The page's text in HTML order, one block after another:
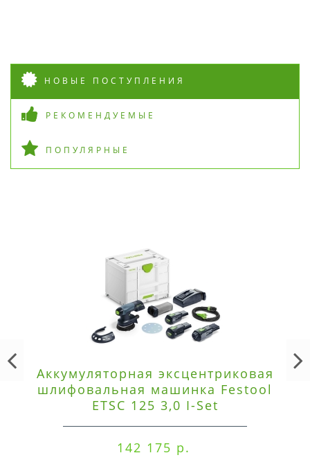
НОВЫЕ ПОСТУПЛЕНИЯ
РЕКОМЕНДУЕМЫЕ
ПОПУЛЯРНЫЕ
Аккумуляторная эксцентриковая
шлифовальная машинка Festool
ETSC 125 3,0 I-Set
142 175 р.